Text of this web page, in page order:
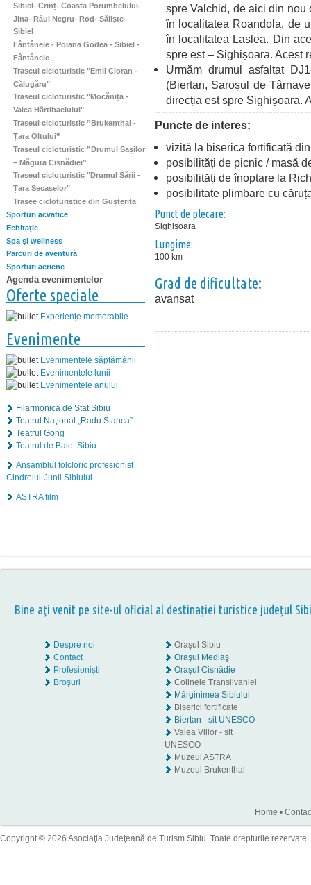
Sibiel- Crinț- Coasta Porumbelului-
Jina- Râul Negru- Rod- Săliște-
Sibiel
Fântânele - Poiana Godea - Sibiel -
Fântânele
Traseul cicloturistic "Emil Cioran -
Călugăru"
Traseul cicloturistic "Mocănița -
Valea Hârtibaciului"
Traseul cicloturistic ”Brukenthal -
Țara Oltului”
Traseul cicloturistic ”Drumul Sașilor
– Măgura Cisnădiei”
Traseul cicloturistic "Drumul Sării -
Țara Secașelor"
Trasee cicloturistice din Gușterița
Sporturi acvatice
Echitaţie
Spa şi wellness
Parcuri de aventură
Sporturi aeriene
Agenda evenimentelor
Oferte speciale
Experiențe memorabile
Evenimente
Evenimentele săptămânii
Evenimentele lunii
Evenimentele anului
Filarmonica de Stat Sibiu
Teatrul Naţional „Radu Stanca”
Teatrul Gong
Teatrul de Balet Sibiu
Ansamblul folcloric profesionist
Cindrelul-Junii Sibiului
ASTRA film
spre Valchid, de aici din nou
în localitatea Roandola, de
în localitatea Laslea. Din
spre est – Sighișoara. Acest
Urmăm drumul asfaltat
(Biertan, Saroșul de
direcția est spre Sighișoara.
Puncte de interes:
vizită la biserica fortificată
posibilități de picnic / masă
posibilități de înoptare la
posibilitate plimbare cu
Punct de plecare:
Sighișoara
Lungime:
100 km
Grad de dificultate:
avansat
Bine aţi venit pe site-ul oficial al destinației turistice județul
Despre noi
Contact
Profesionişti
Broşuri
Oraşul Sibiu
Oraşul Mediaş
Oraşul Cisnădie
Colinele Transilvaniei
Mărginimea Sibiului
Biserici fortificate
Biertan - sit UNESCO
Valea Viilor - sit
UNESCO
Muzeul ASTRA
Muzeul Brukenthal
Home •
Copyright © 2026 Asociaţia Judeţeană de Turism Sibiu. Toate drepturile rezervate.